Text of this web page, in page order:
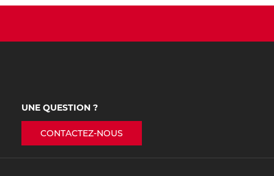
UNE QUESTION ?
CONTACTEZ-NOUS